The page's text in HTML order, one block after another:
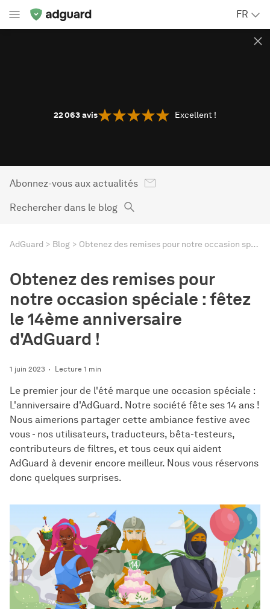
FR
22 063avis Excellent !
Abonnez-vous aux actualités
Rechercher dans le blog
AdGuard Blog Obtenez des remises pour notre occasion spéciale : fêtez le 14ème anniversaire d'AdGuard !
Obtenez des remises pour
notre occasion spéciale : fêtez
le 14ème anniversaire
d'AdGuard !
1 juin 2023 Lecture 1 min
Le premier jour de l'été marque une occasion spéciale :
L'anniversaire d'AdGuard. Notre société fête ses 14 ans !
Nous aimerions partager cette ambiance festive avec
vous - nos utilisateurs, traducteurs, bêta-testeurs,
contributeurs de filtres, et tous ceux qui aident
AdGuard à devenir encore meilleur. Nous vous réservons
donc quelques surprises.